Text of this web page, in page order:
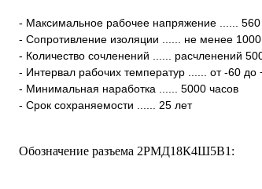
- Максимальное рабочее напряжение ......
- Сопротивление изоляции ...... не менее
- Количество сочленений ...... расчленений
- Интервал рабочих температур ...... от -60 до
- Минимальная наработка ...... 5000 часов
- Срок сохраняемости ...... 25 лет
Обозначение разъема 2РМД18К4Ш5В1: